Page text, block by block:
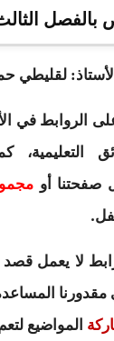
شهادة
بنك
البحوث
بالفصل الثالث
لقليطي
الروابط في
صفحتنا أو
.
لا يعمل قصد
مقدورنا
المواضيع